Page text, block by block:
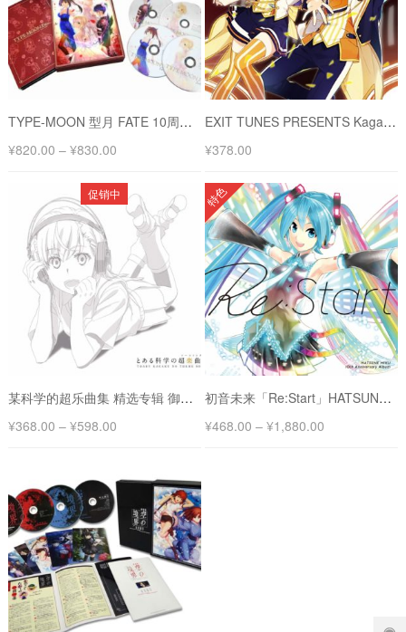
TYPE-MOON 型月 FATE 10周年纪念限定 蓝光礼盒 Fes.10th ANNIVERSARY
¥820.00 – ¥830.00
EXIT TUNES PRESENTS Kagaminext 镜音铃、镜音连 -10周年纪念最佳专辑-
¥378.00
促销中
某科学的超乐曲集 精选专辑 御坂美琴 初回限定 炮姐特典
¥368.00 – ¥598.00
特色
初音未来「Re:Start」HATSUNE MIKU 10th Anniversary 10周年初回限定专辑
¥468.00 – ¥1,880.00